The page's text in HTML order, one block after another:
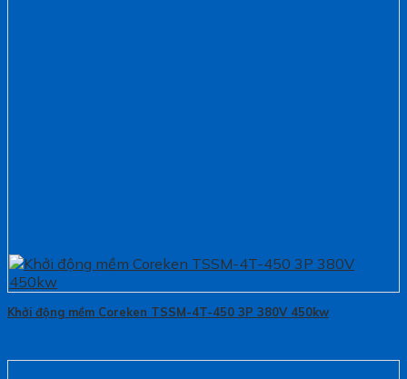
Khởi động mềm Coreken TSSM-4T-450 3P 380V 450kw